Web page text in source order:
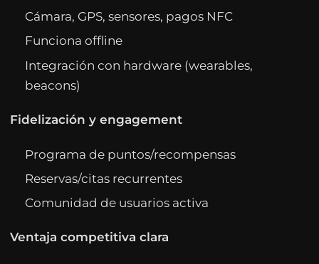
Cámara, GPS, sensores, pagos NFC
Funciona offline
Integración con hardware (wearables,
beacons)
Fidelización y engagement
Programa de puntos/recompensas
Reservas/citas recurrentes
Comunidad de usuarios activa
Ventaja competitiva clara